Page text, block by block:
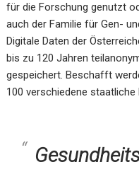
für die Forschung genutzt
auch der Familie für Gen-
Digitale Daten der
bis zu 120 Jahren
gespeichert. Beschafft
100 verschiedene staatliche